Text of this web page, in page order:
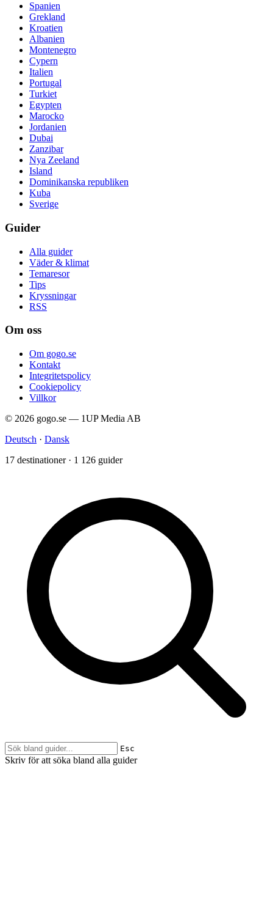
Spanien
Grekland
Kroatien
Albanien
Montenegro
Cypern
Italien
Portugal
Turkiet
Egypten
Marocko
Jordanien
Dubai
Zanzibar
Nya Zeeland
Island
Dominikanska republiken
Kuba
Sverige
Guider
Alla guider
Väder & klimat
Temaresor
Tips
Kryssningar
RSS
Om oss
Om gogo.se
Kontakt
Integritetspolicy
Cookiepolicy
Villkor
© 2026 gogo.se — 1UP Media AB
Deutsch · Dansk
17 destinationer · 1 126 guider
Esc
Skriv för att söka bland alla guider